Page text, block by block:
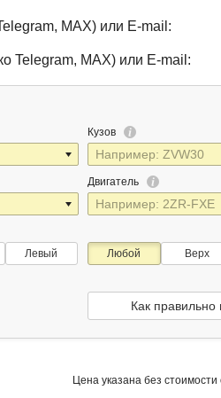
MAX) или E-mail:
Telegram, MAX) или E-mail:
Кузов
Двигатель
Левый Любой Верх
Как правильно
Цена указана без стоимости